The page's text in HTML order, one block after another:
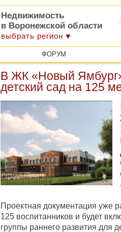
Недвижимость
в Воронежской области
выбрать регион
ФОРУМ
В ЖК «Новый
детский сад на 125
Проектная документация уже
125 воспитанников и будет
группы раннего развития для